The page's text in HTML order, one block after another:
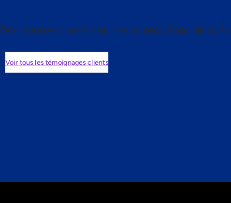
Découvrez comment nos clients font de la
Voir tous les témoignages clients